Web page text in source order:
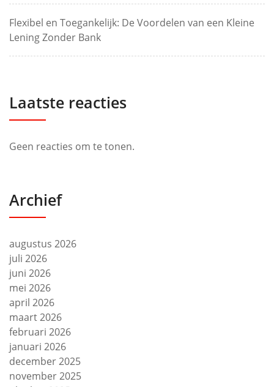
Flexibel en Toegankelijk: De Voordelen van een Kleine
Lening Zonder Bank
Laatste reacties
Geen reacties om te tonen.
Archief
augustus 2026
juli 2026
juni 2026
mei 2026
april 2026
maart 2026
februari 2026
januari 2026
december 2025
november 2025